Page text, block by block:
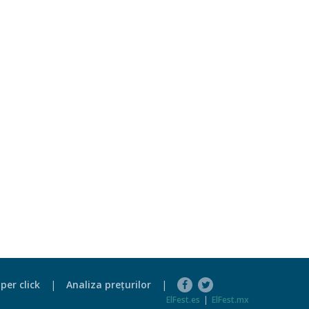
click | Analiza preţurilor |
ElFest.es | ElFest.mx